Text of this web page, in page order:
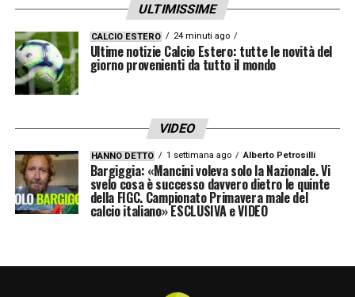
ULTIMISSIME
CALCIO ESTERO 24 minuti ago
Ultime notizie Calcio Estero: tutte le novità del
giorno provenienti da tutto il mondo
VIDEO
HANNO DETTO 1 settimana ago Alberto Petrosilli
Bargiggia: «Mancini voleva solo la Nazionale. Vi
svelo cosa è successo davvero dietro le quinte
della FIGC. Campionato Primavera male del
calcio italiano» ESCLUSIVA e VIDEO